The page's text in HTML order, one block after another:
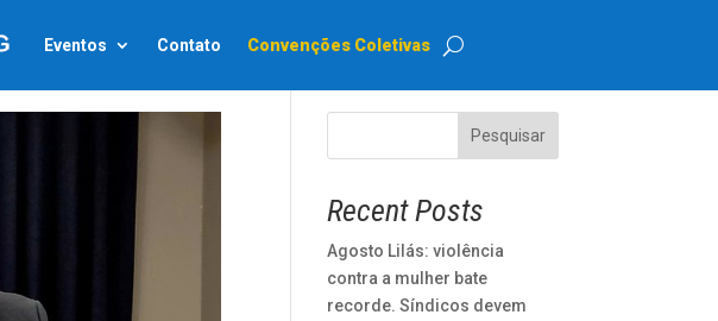
Eventos Contato Convenções Coletivas
Pesquisar
Recent Posts
Agosto Lilás: violência
contra a mulher bate
recorde. Síndicos devem